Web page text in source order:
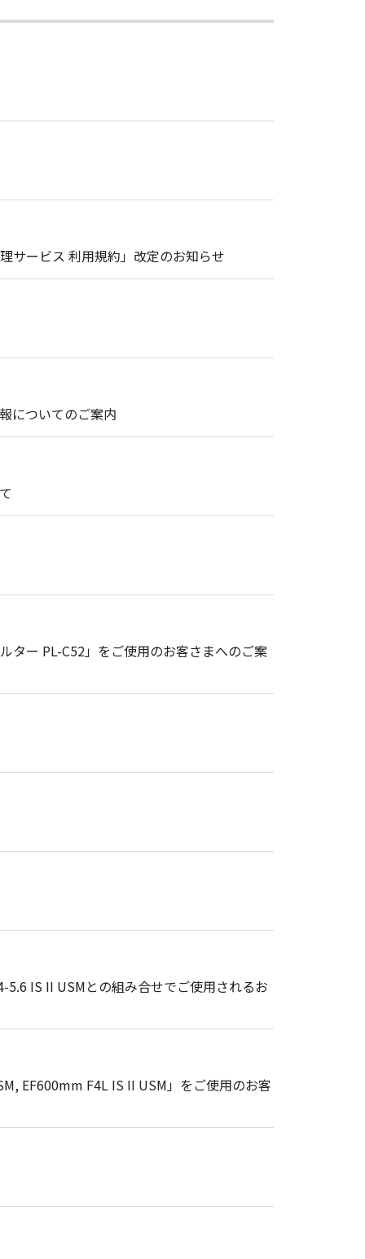
サービス 利用規約」改定のお知らせ
についてのご案内
ター PL-C52」をご使用のお客さまへのご案
IS II USMとの組み合せでご使用されるお
EF600mm F4L IS II USM」をご使用のお客